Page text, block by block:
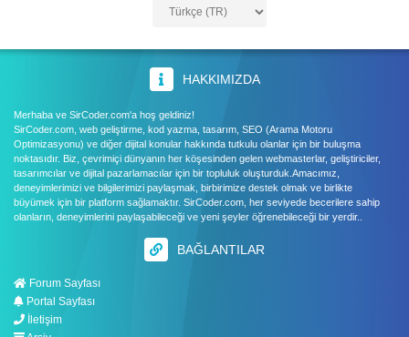
HAKKIMIZDA
Merhaba ve SirCoder.com'a hoş geldiniz!
SirCoder.com, web geliştirme, kod yazma, tasarım, SEO (Arama Motoru
Optimizasyonu) ve diğer dijital konular hakkında tutkulu olanlar için bir buluşma
noktasıdır. Biz, çevrimiçi dünyanın her köşesinden gelen webmasterlar, geliştiriciler,
tasarımcılar ve dijital pazarlamacılar için bir topluluk oluşturduk.Amacımız,
deneyimlerimizi ve bilgilerimizi paylaşmak, birbirimize destek olmak ve birlikte
büyümek için bir platform sağlamaktır. SirCoder.com, her seviyede becerilere sahip
olanların, deneyimlerini paylaşabileceği ve yeni şeyler öğrenebileceği bir yerdir..
BAĞLANTILAR
Forum Sayfası
Portal Sayfası
İletişim